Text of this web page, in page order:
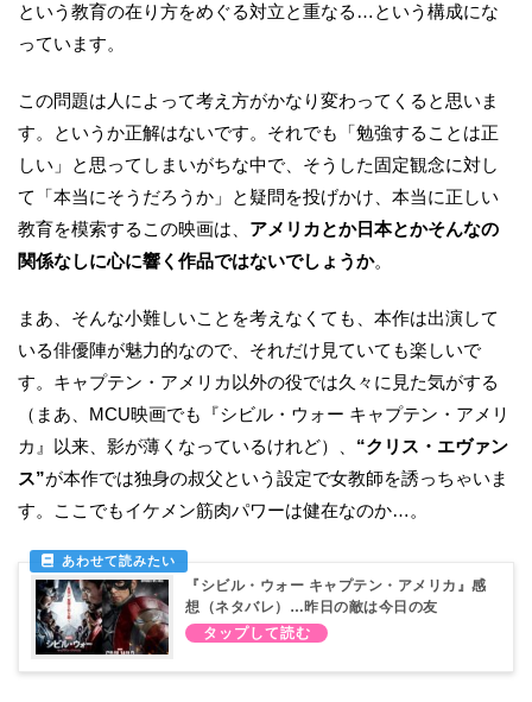
という教育の在り方をめぐる対立と重なる…という構成にな
っています。
この問題は人によって考え方がかなり変わってくると思いま
す。というか正解はないです。それでも「勉強することは正
しい」と思ってしまいがちな中で、そうした固定観念に対し
て「本当にそうだろうか」と疑問を投げかけ、本当に正しい
教育を模索するこの映画は、 アメリカとか日本とかそんなの
関係なしに心に響く作品ではないでしょうか。
まあ、そんな小難しいことを考えなくても、本作は出演して
いる俳優陣が魅力的なので、それだけ見ていても楽しいで
す。キャプテン・アメリカ以外の役では久々に見た気がする
（まあ、MCU映画でも『シビル・ウォー キャプテン・アメリ
カ』以来、影が薄くなっているけれど）、 “クリス・エヴァン
ス”が本作では独身の叔父という設定で女教師を誘っちゃいま
す。ここでもイケメン筋肉パワーは健在なのか…。
『シビル・ウォー キャプテン・アメリカ』感
想（ネタバレ）…昨日の敵は今日の友